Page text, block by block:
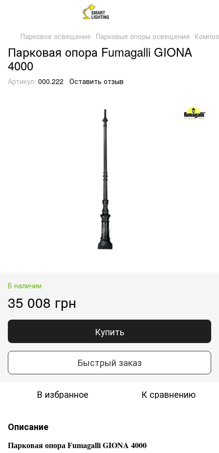
Парковое освещение Парковые опоры освещения
Парковая опора Fumagalli GIONA
4000
Артикул: 000.222 Оставить отзыв
В наличии
35 008 грн
Купить
Быстрый заказ
В избранное К сравнению
Описание
Парковая опора Fumagalli GIONA 4000